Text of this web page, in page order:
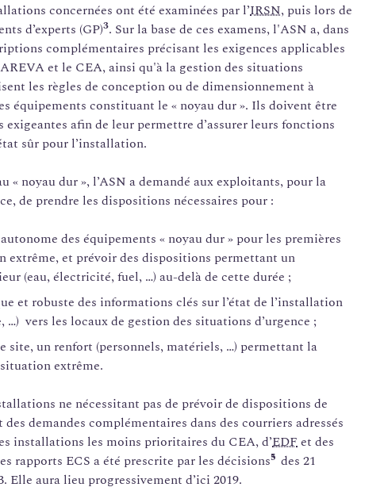
concernées ont été examinées par l’IRSN, puis lors de
d’experts (GP)3. Sur la base de ces examens, l'ASN a, dans
complémentaires précisant les exigences applicables
et le CEA, ainsi qu'à la gestion des situations
les règles de conception ou de dimensionnement à
équipements constituant le « noyau dur ». Ils doivent être
afin de leur permettre d’assurer leurs fonctions
sûr pour l’installation.
« noyau dur », l’ASN a demandé aux exploitants, pour la
de prendre les dispositions nécessaires pour :
des équipements « noyau dur » pour les premières
extrême, et prévoir des dispositions permettant un
(eau, électricité, fuel, …) au-delà de cette durée ;
et robuste des informations clés sur l’état de l’installation
…) vers les locaux de gestion des situations d’urgence ;
site, un renfort (personnels, matériels, …) permettant la
extrême.
ne nécessitant pas de prévoir de dispositions de
demandes complémentaires dans des courriers adressés
installations les moins prioritaires du CEA, d’EDFet des
rapports ECS a été prescrite par les décisions5 des 21
Elle aura lieu progressivement d’ici 2019.